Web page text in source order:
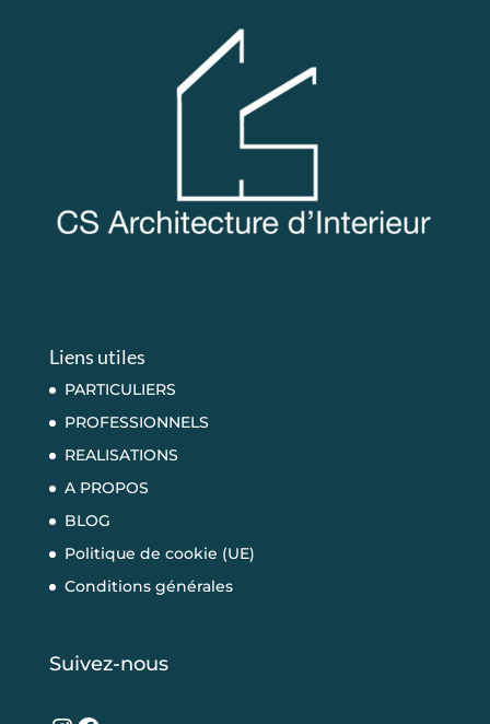
Liens utiles
PARTICULIERS
PROFESSIONNELS
REALISATIONS
A PROPOS
BLOG
Politique de cookie (UE)
Conditions générales
Suivez-nous